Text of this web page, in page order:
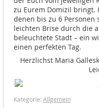
zu Eurem Domizil bringt.
denen bis zu 6
leichten Brise durch die
beleuchtete Stadt – ein
einen perfekten Tag.
Herzlichst Maria
Kategorie: Allgemein